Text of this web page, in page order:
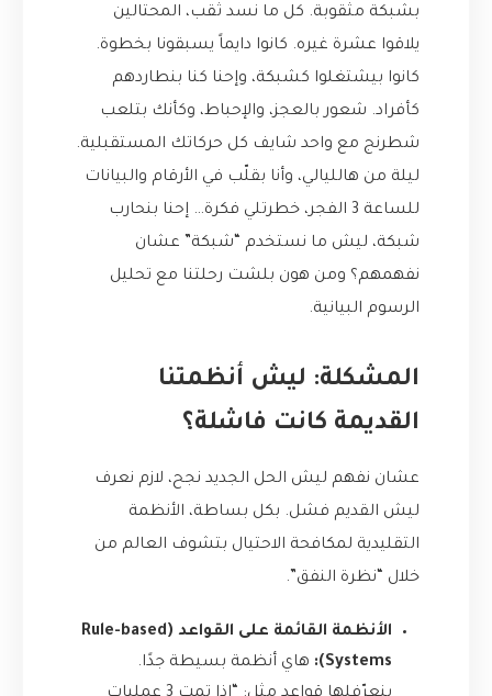
بشبكة مثقوبة. كل ما نسد ثقب، المحتالين
يلاقوا عشرة غيره. كانوا دايماً يسبقونا بخطوة.
كانوا بيشتغلوا كشبكة، وإحنا كنا بنطاردهم
كأفراد. شعور بالعجز، والإحباط، وكأنك بتلعب
شطرنج مع واحد شايف كل حركاتك المستقبلية.
ليلة من هالليالي، وأنا بقلّب في الأرقام والبيانات
للساعة 3 الفجر، خطرتلي فكرة… إحنا بنحارب
شبكة، ليش ما نستخدم “شبكة” عشان
نفهمهم؟ ومن هون بلشت رحلتنا مع تحليل
الرسوم البيانية.
المشكلة: ليش أنظمتنا
القديمة كانت فاشلة؟
عشان نفهم ليش الحل الجديد نجح، لازم نعرف
ليش القديم فشل. بكل بساطة، الأنظمة
التقليدية لمكافحة الاحتيال بتشوف العالم من
خلال “نظرة النفق”.
الأنظمة القائمة على القواعد (Rule-based
Systems):
هاي أنظمة بسيطة جدًا.